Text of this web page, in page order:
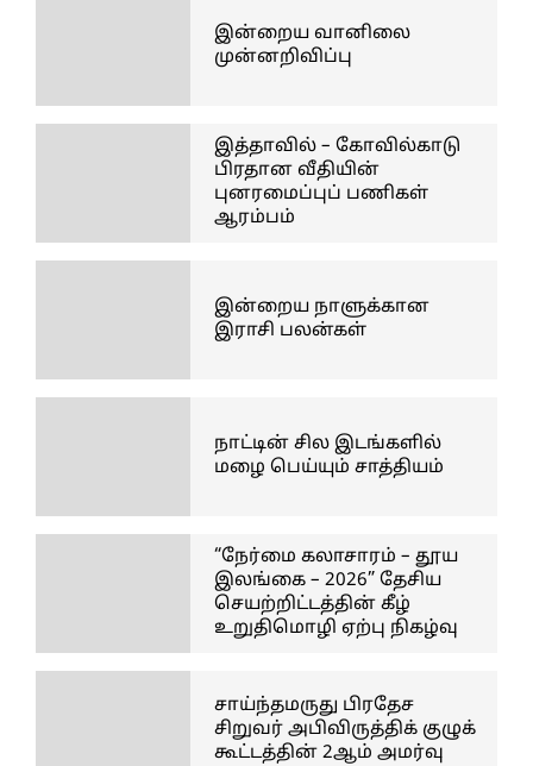
இன்றைய வானிலை
முன்னறிவிப்பு
இத்தாவில் – கோவில்காடு
பிரதான வீதியின்
புனரமைப்புப் பணிகள்
ஆரம்பம்
இன்றைய நாளுக்கான
இராசி பலன்கள்
நாட்டின் சில இடங்களில்
மழை பெய்யும் சாத்தியம்
“நேர்மை கலாசாரம் – தூய
இலங்கை – 2026” தேசிய
செயற்றிட்டத்தின் கீழ்
உறுதிமொழி ஏற்பு நிகழ்வு
சாய்ந்தமருது பிரதேச
சிறுவர் அபிவிருத்திக் குழுக்
கூட்டத்தின் 2ஆம் அமர்வு